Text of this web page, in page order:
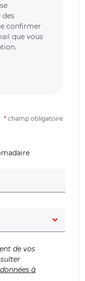
des
confirmer
que vous
* champ obligatoire
de vos
à